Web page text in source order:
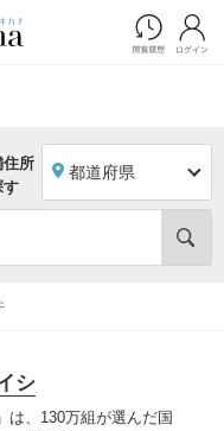
住所
す
都道府県
シ
は、130万組が選んだ国